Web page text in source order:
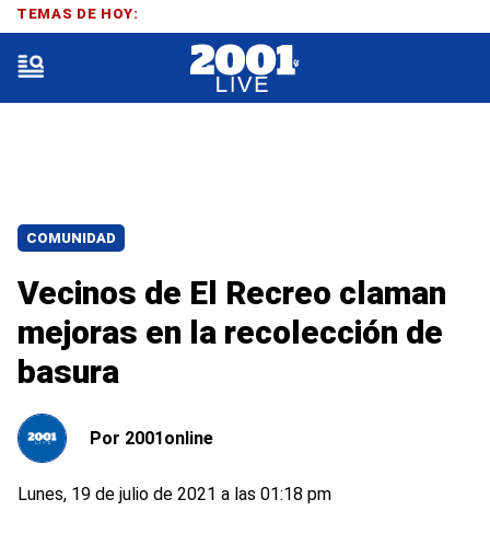
COMUNIDAD
Vecinos de El Recreo claman
mejoras en la recolección de
basura
Por 2001online
Lunes, 19 de julio de 2021 a las 01:18 pm
TEMAS DE HOY: